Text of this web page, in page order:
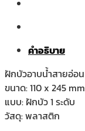
คำอธิบาย
ฝักบัวอาบน้ำสายอ่อน
ขนาด: 110 x 245 mm
แบบ: ฝักบัว 1 ระดับ
วัสดุ: พลาสติก